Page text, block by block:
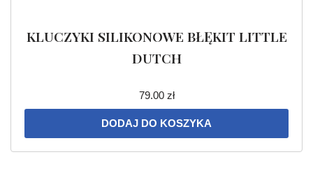
KLUCZYKI SILIKONOWE BŁĘKIT LITTLE
DUTCH
79.00 zł
DODAJ DO KOSZYKA